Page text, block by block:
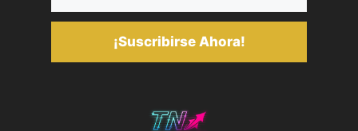
¡Suscribirse Ahora!